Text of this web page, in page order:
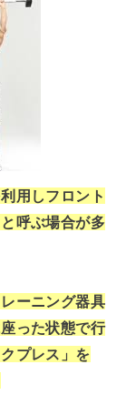
用しフロント
呼ぶ場合が多
ーニング器具
った状態で行
プレス」を